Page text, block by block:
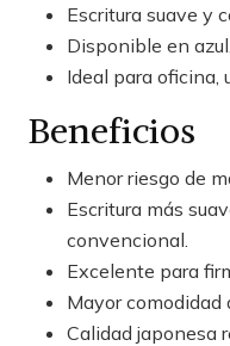
Escritura suave y
Disponible en
Ideal para oficina,
Beneficios
Menor riesgo de
Escritura más
convencional.
Excelente para
Mayor comodidad
Calidad japonesa